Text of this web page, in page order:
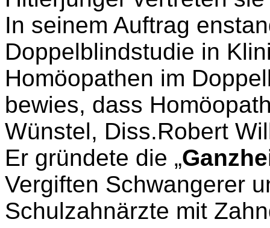
In seinem Auftrag
Doppelblindstudie in
Homöopathen im
bewies, dass
Wünstel, Diss.Robert
Er gründete die „
Vergiften Schwangerer
Schulzahnärzte mit